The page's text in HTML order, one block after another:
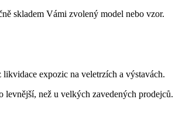
skladem Vámi zvolený model nebo vzor.
expozic na veletrzích a výstavách.
levnější, než u velkých zavedených prodejců.